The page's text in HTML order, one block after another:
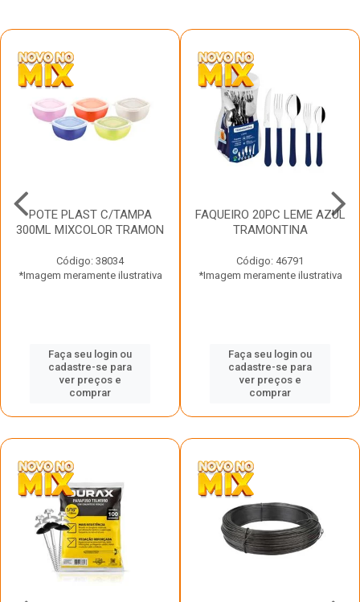
POTE PLAST C/TAMPA
300ML MIXCOLOR TRAMON
Código: 38034
*Imagem meramente ilustrativa
Faça seu login ou
cadastre-se para
ver preços e
comprar
FAQUEIRO 20PC LEME AZUL
TRAMONTINA
Código: 46791
*Imagem meramente ilustrativa
Faça seu login ou
cadastre-se para
ver preços e
comprar